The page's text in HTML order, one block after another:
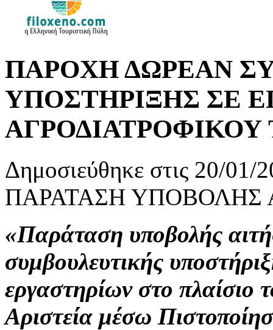
ΠΑΡΟΧΗ ΔΩΡΕΑΝ
ΥΠΟΣΤΗΡΙΞΗΣ ΣΕ
Δημοσιεύθηκε στις 20/01/
ΠΑΡΑΤΑΣΗ ΥΠΟΒΟΛΗΣ
«Παράταση υποβολής
συμβουλευτικής
εργαστηρίων στο πλαίσιο
Αριστεία μέσω